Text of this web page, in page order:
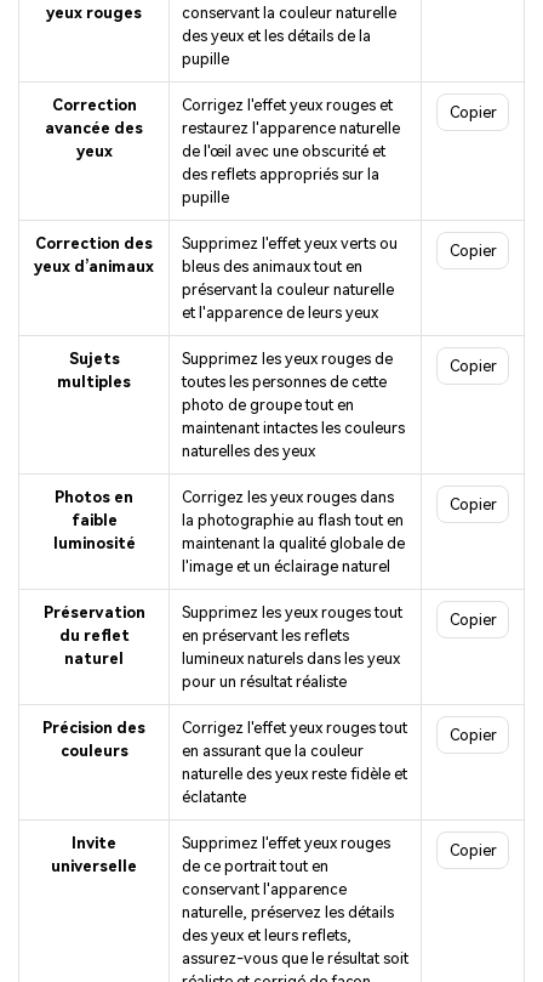
yeux rouges
conservant la couleur naturelle
des yeux et les détails de la
pupille
Correction
avancée des
yeux
Corrigez l'effet yeux rouges et
restaurez l'apparence naturelle
de l'œil avec une obscurité et
des reflets appropriés sur la
pupille
Copier
Correction des
yeux d’animaux
Supprimez l'effet yeux verts ou
bleus des animaux tout en
préservant la couleur naturelle
et l'apparence de leurs yeux
Copier
Sujets
multiples
Supprimez les yeux rouges de
toutes les personnes de cette
photo de groupe tout en
maintenant intactes les couleurs
naturelles des yeux
Copier
Photos en
faible
luminosité
Corrigez les yeux rouges dans
la photographie au flash tout en
maintenant la qualité globale de
l'image et un éclairage naturel
Copier
Préservation
du reflet
naturel
Supprimez les yeux rouges tout
en préservant les reflets
lumineux naturels dans les yeux
pour un résultat réaliste
Copier
Précision des
couleurs
Corrigez l'effet yeux rouges tout
en assurant que la couleur
naturelle des yeux reste fidèle et
éclatante
Copier
Invite
universelle
Supprimez l'effet yeux rouges
de ce portrait tout en
conservant l'apparence
naturelle, préservez les détails
des yeux et leurs reflets,
assurez-vous que le résultat soit
Copier